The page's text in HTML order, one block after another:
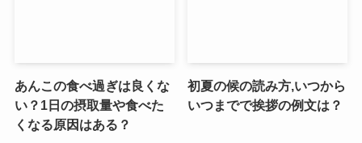
あんこの食べ過ぎは良くな
い？1日の摂取量や食べた
くなる原因はある？
初夏の候の読み方,いつから
いつまでで挨拶の例文は？